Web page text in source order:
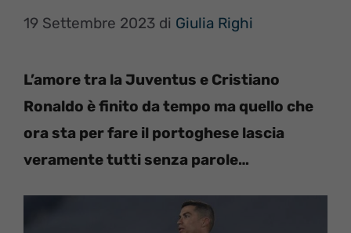
19 Settembre 2023 di Giulia Righi
L’amore tra la Juventus e Cristiano
Ronaldo è finito da tempo ma quello che
ora sta per fare il portoghese lascia
veramente tutti senza parole…